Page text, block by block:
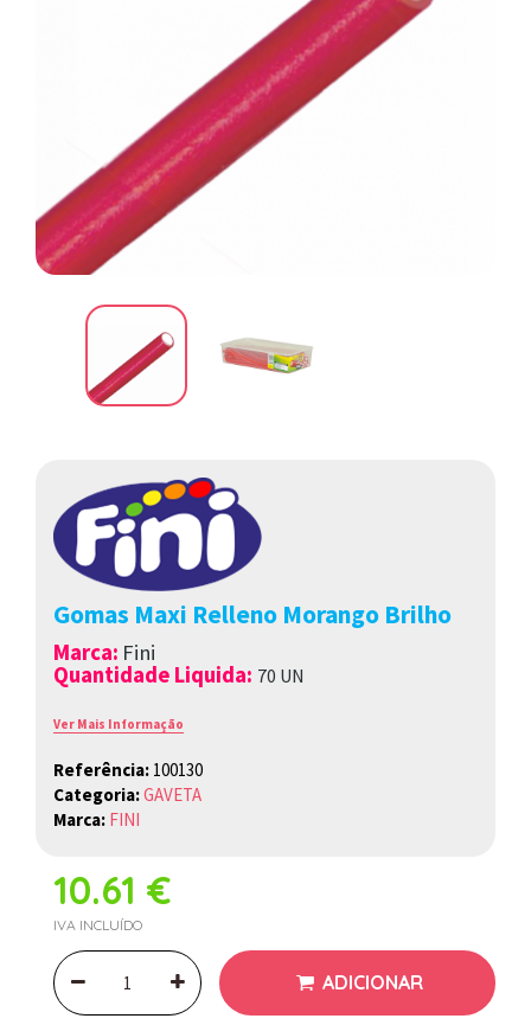
Gomas Maxi Relleno Morango Brilho
Marca: Fini
Quantidade Liquida: 70 UN
Ver Mais Informação
Referência: 100130
Categoria:GAVETA
Marca: FINI
10.61 €
IVA INCLUÍDO
ADICIONAR